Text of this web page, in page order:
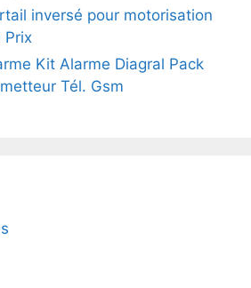
inversé pour motorisation
Prix
Kit Alarme Diagral Pack
Tél. Gsm